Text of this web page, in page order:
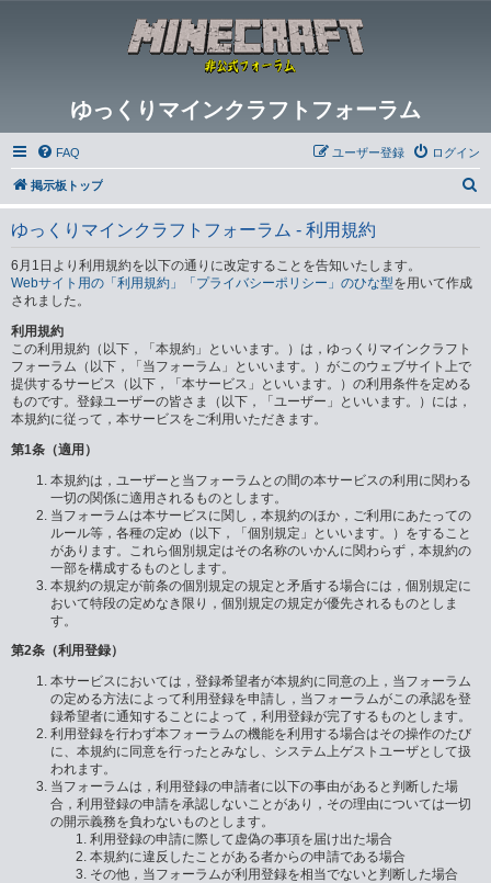
ゆっくりマインクラフトフォーラム
FAQ ログイン
ユーザー登録
掲示板トップ
索
ゆっくりマインクラフトフォーラム - 利用規約
6月1日より利用規約を以下の通りに改定することを告知いたします。
Webサイト用の「利用規約」「プライバシーポリシー」のひな型を用いて作成
されました。
利用規約
この利用規約（以下，「本規約」といいます。）は，ゆっくりマインクラフト
フォーラム（以下，「当フォーラム」といいます。）がこのウェブサイト上で
提供するサービス（以下，「本サービス」といいます。）の利用条件を定める
ものです。登録ユーザーの皆さま（以下，「ユーザー」といいます。）には，
本規約に従って，本サービスをご利用いただきます。
第1条（適用）
本規約は，ユーザーと当フォーラムとの間の本サービスの利用に関わる
一切の関係に適用されるものとします。
当フォーラムは本サービスに関し，本規約のほか，ご利用にあたっての
ルール等，各種の定め（以下，「個別規定」といいます。）をすること
があります。これら個別規定はその名称のいかんに関わらず，本規約の
一部を構成するものとします。
本規約の規定が前条の個別規定の規定と矛盾する場合には，個別規定に
おいて特段の定めなき限り，個別規定の規定が優先されるものとしま
す。
第2条（利用登録）
本サービスにおいては，登録希望者が本規約に同意の上，当フォーラム
の定める方法によって利用登録を申請し，当フォーラムがこの承認を登
録希望者に通知することによって，利用登録が完了するものとします。
利用登録を行わず本フォーラムの機能を利用する場合はその操作のたび
に、本規約に同意を行ったとみなし、システム上ゲストユーザとして扱
われます。
当フォーラムは，利用登録の申請者に以下の事由があると判断した場
合，利用登録の申請を承認しないことがあり，その理由については一切
の開示義務を負わないものとします。
利用登録の申請に際して虚偽の事項を届け出た場合
本規約に違反したことがある者からの申請である場合
その他，当フォーラムが利用登録を相当でないと判断した場合